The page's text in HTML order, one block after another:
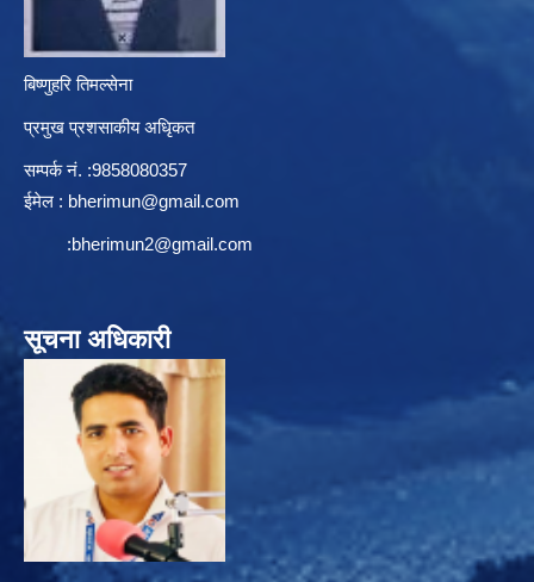
बिष्णुहरि तिमल्सेना
प्रमुख प्रशसाकीय अधिृकत
सम्पर्क न‌ं. :9858080357
ईमेल : bherimun@gmail.com
:bherimun2@gmail.com
सूचना अधिकारी